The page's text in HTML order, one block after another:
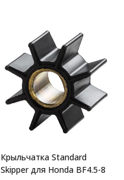
Крыльчатка Standard
Skipper для Honda BF4.5-8